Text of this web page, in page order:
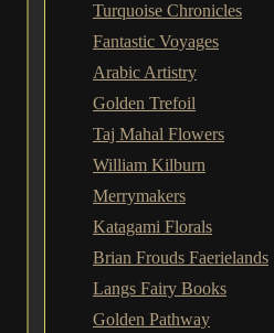
Turquoise Chronicles
Fantastic Voyages
Arabic Artistry
Golden Trefoil
Taj Mahal Flowers
William Kilburn
Merrymakers
Katagami Florals
Brian Frouds Faerielands
Langs Fairy Books
Golden Pathway